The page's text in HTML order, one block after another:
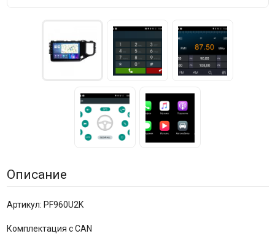
Описание
Артикул: PF960U2K
Комплектация c CAN